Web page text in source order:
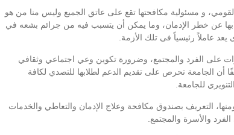
و مسئولية مكافحتها تقع على عاتق الجميع وليس منا من هو
عن خطر الإدمان، وما يمكن أن يتسبب فيه من جرائم بشعه في
عاملاً رئيسياً فى تلك الأزمة.
على الفرد والمجتمع، وضرورة تكوين وعي اجتماعي وثقافي
أن الجامعة تحرص على تقديم الدعم لطلابها للتصدي لكافة
للجامعة.
التعريف بصندوق مكافحة وعلاج الإدمان والتعاطي والخدمات
والأسرة والمجتمع.